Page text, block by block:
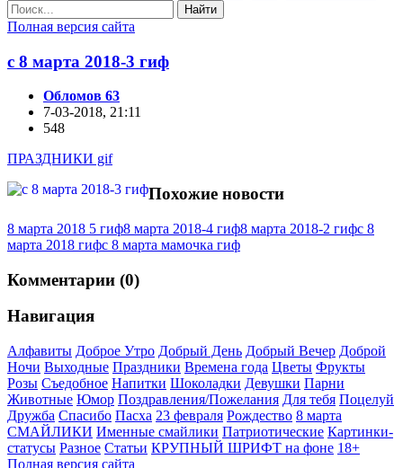
Найти
Полная версия сайта
с 8 марта 2018-3 гиф
Обломов 63
7-03-2018, 21:11
548
ПРАЗДНИКИ gif
Похожие новости
8 марта 2018 5 гиф8 марта 2018-4 гиф8 марта 2018-2 гифс 8
марта 2018 гифс 8 марта мамочка гиф
Комментарии (0)
Навигация
Алфавиты Доброе Утро Добрый День Добрый Вечер Доброй
Ночи Выходные Праздники Времена года Цветы Фрукты
Розы Съедобное Напитки Шоколадки Девушки Парни
Животные Юмор Поздравления/Пожелания Для тебя Поцелуй
Дружба Спасибо Пасха 23 февраля Рождество 8 марта
СМАЙЛИКИ Именные смайлики Патриотические Картинки-
статусы Разное Cтатьи КРУПНЫЙ ШРИФТ на фоне 18+
Полная версия сайта